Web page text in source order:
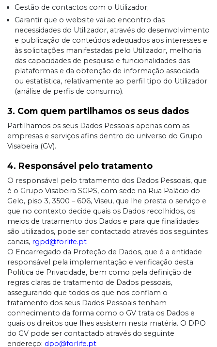
Gestão de contactos com o Utilizador;
Garantir que o website vai ao encontro das
necessidades do Utilizador, através do desenvolvimento
e publicação de conteúdos adequados aos interesses e
às solicitações manifestadas pelo Utilizador, melhoria
das capacidades de pesquisa e funcionalidades das
plataformas e da obtenção de informação associada
ou estatística, relativamente ao perfil tipo do Utilizador
(análise de perfis de consumo).
3. Com quem partilhamos os seus dados
Partilhamos os seus Dados Pessoais apenas com as
empresas e serviços afins dentro do universo do Grupo
Visabeira (GV).
4. Responsável pelo tratamento
O responsável pelo tratamento dos Dados Pessoais, que
é o Grupo Visabeira SGPS, com sede na Rua Palácio do
Gelo, piso 3, 3500 – 606, Viseu, que lhe presta o serviço e
que no contexto decide quais os Dados recolhidos, os
meios de tratamento dos Dados e para que finalidades
são utilizados, pode ser contactado através dos seguintes
canais, rgpd@forlife.pt
O Encarregado da Proteção de Dados, que é a entidade
responsável pela implementação e verificação desta
Política de Privacidade, bem como pela definição de
regras claras de tratamento de Dados pessoais,
assegurando que todos os que nos confiam o
tratamento dos seus Dados Pessoais tenham
conhecimento da forma como o GV trata os Dados e
quais os direitos que lhes assistem nesta matéria. O DPO
do GV pode ser contactado através do seguinte
endereço: dpo@forlife.pt